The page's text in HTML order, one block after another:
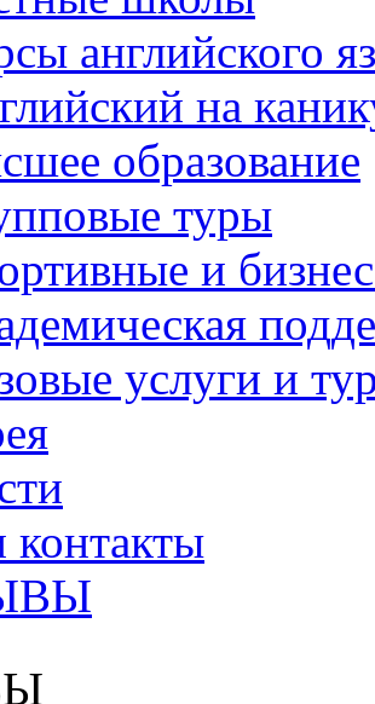
английского
на
образование
туры
и
услуги и